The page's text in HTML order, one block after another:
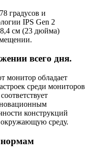
градусов и
IPS Gen 2
см (23 дюйма)
всего дня.
монитор обладает
среди мониторов
конструкций
окружающую среду.
нормам